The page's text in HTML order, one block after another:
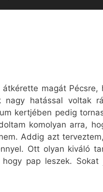
magát Pécsre,
nagy hatással voltak
kertjében pedig
komolyan arra,
Addig azt
Ott olyan kiváló
pap leszek. Sokat